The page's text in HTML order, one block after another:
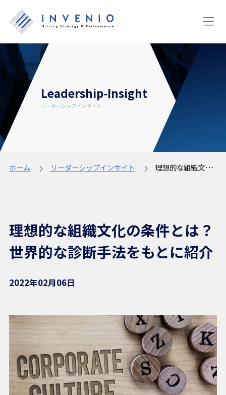
Leadership-Insight
リーダーシップインサイト
ホーム リーダーシップインサイト 理想的な組織文化の条件とは？世界的な診断手法をもとに紹介
理想的な組織文化の条件とは？
世界的な診断手法をもとに紹介
2022年02月06日